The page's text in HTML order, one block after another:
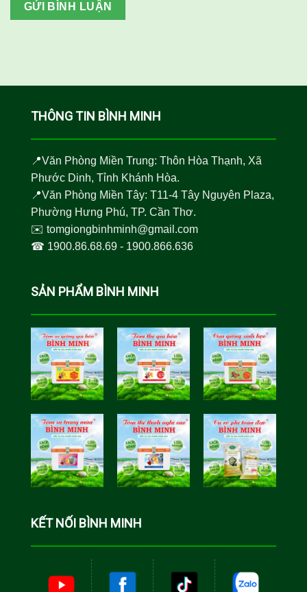
THÔNG TIN BÌNH MINH
📍Văn Phòng Miền Trung: Thôn Hòa Thạnh, Xã
Phước Dinh, Tỉnh Khánh Hòa.
📍Văn Phòng Miền Tây: T11-4 Tây Nguyên Plaza,
Phường Hưng Phú, TP. Cần Thơ.
✉️ tomgiongbinhminh@gmail.com
☎︎ 1900.86.68.69- 1900.866.636
SẢN PHẨM BÌNH MINH
Hóa Bình
Minh
Học Bình
Minh
KẾT NỐI BÌNH MINH